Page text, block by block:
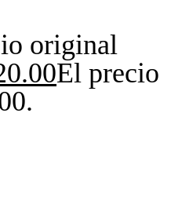
original
El precio